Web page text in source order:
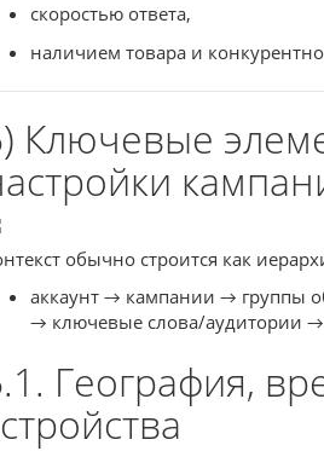
скоростью ответа,
наличием товара и
Ключевые
обычно строится как
аккаунт → кампании → группы
→ ключевые слова/аудитории →
География,